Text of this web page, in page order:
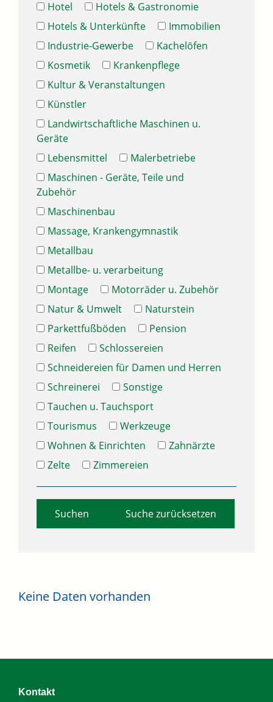
Hotel
Hotels & Gastronomie
Hotels & Unterkünfte
Immobilien
Industrie-Gewerbe
Kachelöfen
Kosmetik
Krankenpflege
Kultur & Veranstaltungen
Künstler
Landwirtschaftliche Maschinen u.
Geräte
Lebensmittel
Malerbetriebe
Maschinen - Geräte, Teile und
Zubehör
Maschinenbau
Massage, Krankengymnastik
Metallbau
Metallbe- u. verarbeitung
Montage
Motorräder u. Zubehör
Natur & Umwelt
Naturstein
Parkettfußböden
Pension
Reifen
Schlossereien
Schneidereien für Damen und Herren
Schreinerei
Sonstige
Tauchen u. Tauchsport
Tourismus
Werkzeuge
Wohnen & Einrichten
Zahnärzte
Zelte
Zimmereien
Suche zurücksetzen
Keine Daten vorhanden
Kontakt